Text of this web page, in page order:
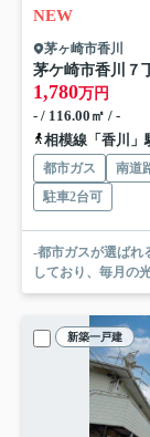
NEW
茅ヶ崎市香川
茅ケ崎市香川
1,780万円
- / 116.00㎡ / -
相模線「香川」
都市ガス 南道
駐車2台可
-都市ガスが選ばれる本当の理由- 都市ガ
しており、毎月の
新築一戸建